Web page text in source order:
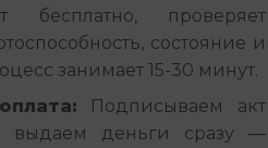
бесплатно, проверяет
состояние и
занимает 15-30 минут.
Подписываем акт
выдаем деньги сразу —